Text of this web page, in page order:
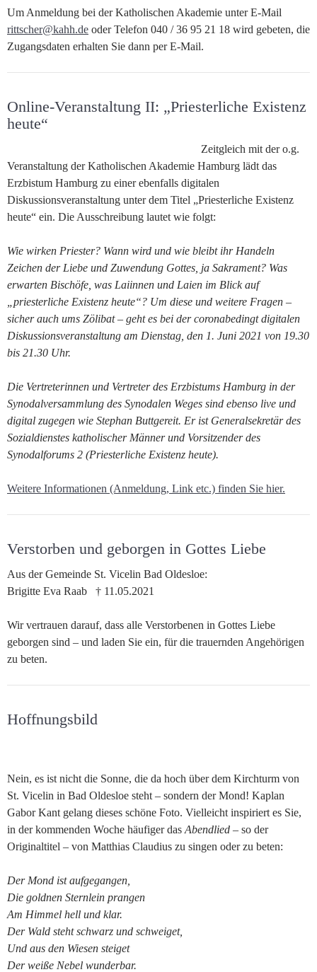
Um Anmeldung bei der Katholischen Akademie unter E-Mail
rittscher@kahh.de oder Telefon 040 / 36 95 21 18 wird gebeten, die
Zugangsdaten erhalten Sie dann per E-Mail.
Online-Veranstaltung II: „Priesterliche Existenz
heute“
Zeitgleich mit der o.g.
Veranstaltung der Katholischen Akademie Hamburg lädt das
Erzbistum Hamburg zu einer ebenfalls digitalen
Diskussionsveranstaltung unter dem Titel „Priesterliche Existenz
heute“ ein. Die Ausschreibung lautet wie folgt:
Wie wirken Priester? Wann wird und wie bleibt ihr Handeln
Zeichen der Liebe und Zuwendung Gottes, ja Sakrament? Was
erwarten Bischöfe, was Laiinnen und Laien im Blick auf
„priesterliche Existenz heute“? Um diese und weitere Fragen –
sicher auch ums Zölibat – geht es bei der coronabedingt digitalen
Diskussionsveranstaltung am Dienstag, den 1. Juni 2021 von 19.30
bis 21.30 Uhr.
Die Vertreterinnen und Vertreter des Erzbistums Hamburg in der
Synodalversammlung des Synodalen Weges sind ebenso live und
digital zugegen wie Stephan Buttgereit. Er ist Generalsekretär des
Sozialdienstes katholischer Männer und Vorsitzender des
Synodalforums 2 (Priesterliche Existenz heute).
Weitere Informationen (Anmeldung, Link etc.) finden Sie hier.
Verstorben und geborgen in Gottes Liebe
Aus der Gemeinde St. Vicelin Bad Oldesloe:
Brigitte Eva Raab † 11.05.2021
Wir vertrauen darauf, dass alle Verstorbenen in Gottes Liebe
geborgen sind – und laden Sie ein, für die trauernden Angehörigen
zu beten.
Hoffnungsbild
Nein, es ist nicht die Sonne, die da hoch über dem Kirchturm von
St. Vicelin in Bad Oldesloe steht – sondern der Mond! Kaplan
Gabor Kant gelang dieses schöne Foto. Vielleicht inspiriert es Sie,
in der kommenden Woche häufiger das Abendlied – so der
Originaltitel – von Matthias Claudius zu singen oder zu beten:
Der Mond ist aufgegangen,
Die goldnen Sternlein prangen
Am Himmel hell und klar.
Der Wald steht schwarz und schweiget,
Und aus den Wiesen steiget
Der weiße Nebel wunderbar.